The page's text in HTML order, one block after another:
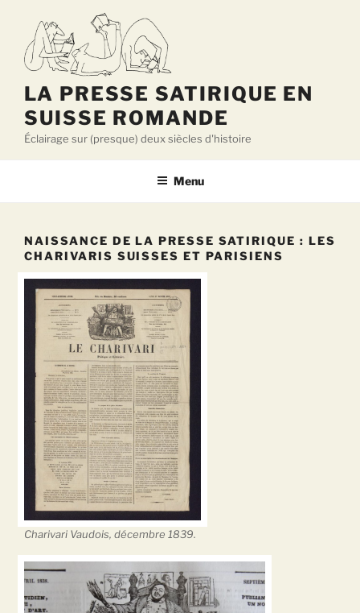
contenu
principal
LA PRESSE SATIRIQUE EN
SUISSE ROMANDE
Éclairage sur (presque) deux siècles d'histoire
Menu
NAISSANCE DE LA PRESSE SATIRIQUE : LES
CHARIVARIS SUISSES ET PARISIENS
Charivari Vaudois, décembre 1839.